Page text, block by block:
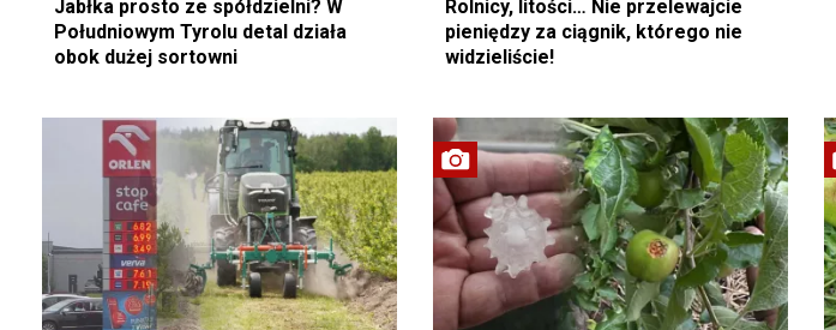
Jabłka prosto ze spółdzielni? W
Południowym Tyrolu detal działa
obok dużej sortowni
Rolnicy, litości… Nie przelewajcie
pieniędzy za ciągnik, którego nie
widzieliście!